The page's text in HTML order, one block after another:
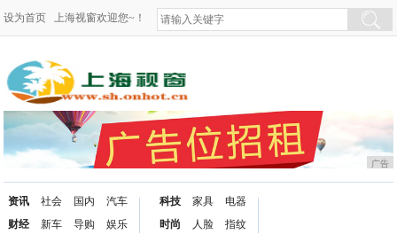
设为首页 上海视窗欢迎您~！
广告
资讯
财经
社会
新车
国内
导购
汽车
娱乐
科技
时尚
家具
人脸
电器
指纹